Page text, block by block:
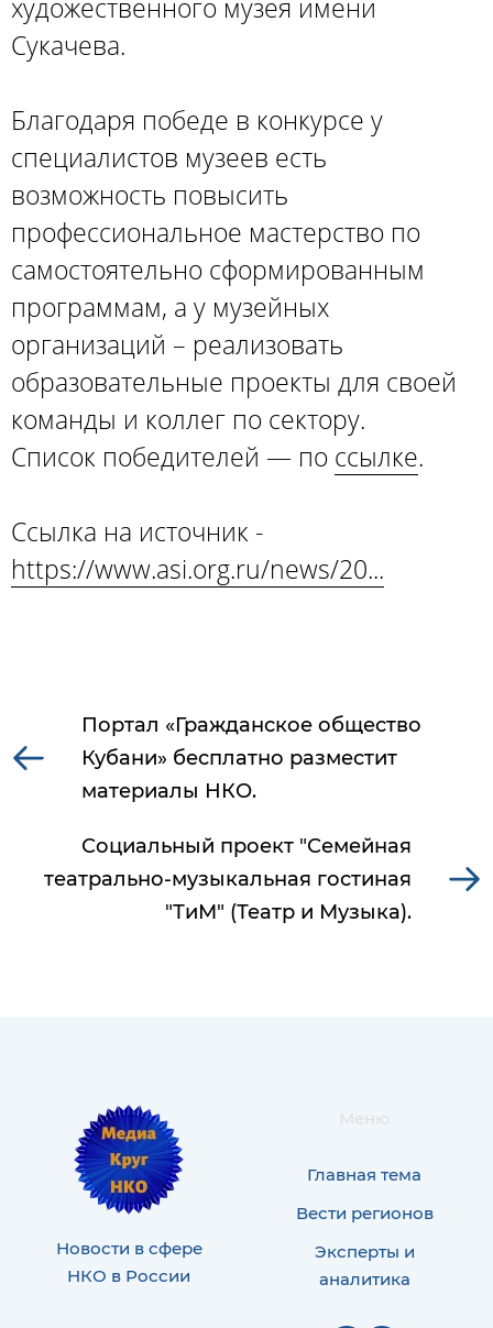
художественного музея имени
Сукачева.
Благодаря победе в конкурсе у
специалистов музеев есть
возможность повысить
профессиональное мастерство по
самостоятельно сформированным
программам, а у музейных
организаций – реализовать
образовательные проекты для своей
команды и коллег по сектору.
Список победителей — по ссылке.
Ссылка на источник -
https://www.asi.org.ru/news/20...
Портал «Гражданское общество
Кубани» бесплатно разместит
материалы НКО.
Социальный проект "Семейная
театрально-музыкальная гостиная
"ТиМ" (Театр и Музыка).
Новости в сфере
НКО в России
Меню
Главная тема
Вести регионов
Эксперты и
аналитика